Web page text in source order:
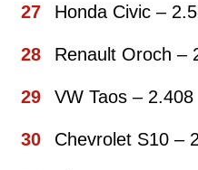
Honda Civic –
Renault Oroch –
VW Taos – 2.408
Chevrolet S10 –